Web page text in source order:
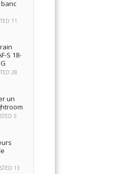
11
S 18-
28
un
5
13